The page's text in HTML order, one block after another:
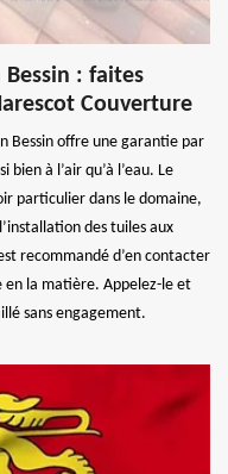
Bessin : faites
Couverture
Bessin offre une garantie par
à l’air qu’à l’eau. Le
particulier dans le domaine,
des tuiles aux
recommandé d’en contacter
la matière. Appelez-le et
sans engagement.